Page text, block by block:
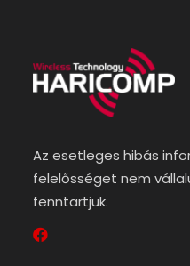
Az esetleges hibás
felelősséget nem
fenntartjuk.